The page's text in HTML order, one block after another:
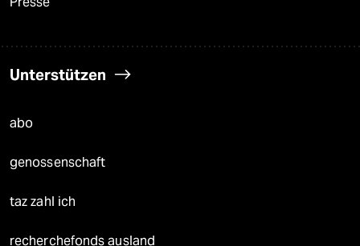
Unterstützen
abo
genossenschaft
taz zahl ich
recherchefonds ausland